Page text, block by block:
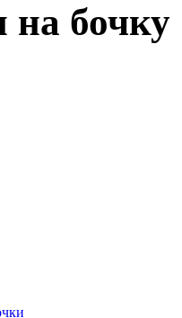
на бочку